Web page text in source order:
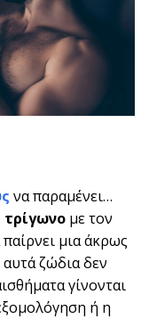
να παραμένει…
τρίγωνο με τον
μια άκρως
ζώδια δεν
γίνονται
ή η